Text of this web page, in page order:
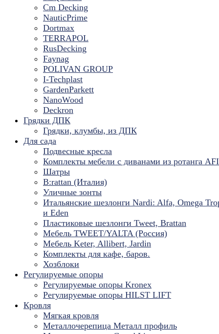
Cm Decking
NauticPrime
Dortmax
TERRAPOL
RusDecking
Faynag
POLIVAN GROUP
I-Techplast
GardenParkett
NanoWood
Deckron
Грядки ДПК
Грядки, клумбы, из ДПК
Для сада
Подвесные кресла
Комплекты мебели с диванами из ротанга
Шатры
B:rattan (Италия)
Уличные зонты
Итальянские шезлонги Nardi: Alfa, Omega
и Eden
Пластиковые шезлонги Tweet, Brattan
Мебель TWEET/YALTA (Россия)
Мебель Keter, Allibert, Jardin
Комплекты для кафе, баров.
Хозблоки
Регулируемые опоры
Регулируемые опоры Kronex
Регулируемые опоры HILST LIFT
Кровля
Мягкая кровля
Металлочерепица Металл профиль